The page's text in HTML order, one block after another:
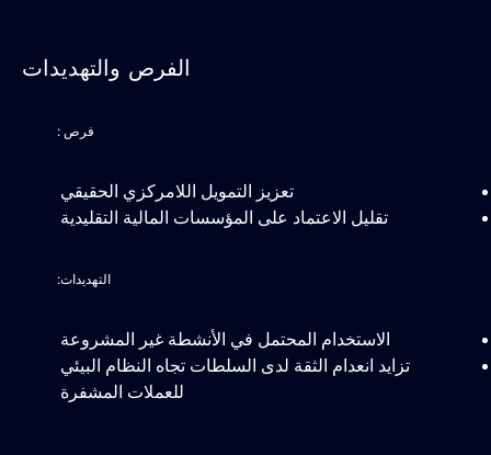
الفرص والتهديدات
فرص :
تعزيز التمويل اللامركزي الحقيقي
تقليل الاعتماد على المؤسسات المالية التقليدية
التهديدات:
الاستخدام المحتمل في الأنشطة غير المشروعة
تزايد انعدام الثقة لدى السلطات تجاه النظام البيئي
للعملات المشفرة